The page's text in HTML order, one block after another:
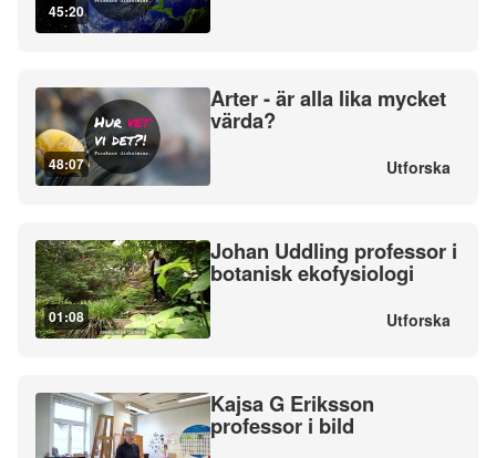
45:20
48:07
Arter - är alla lika mycket
värda?
Utforska
01:08
Johan Uddling professor i
botanisk ekofysiologi
Utforska
Kajsa G Eriksson
professor i bild